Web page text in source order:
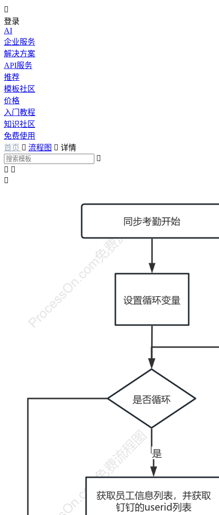

登录
AI
企业服务
解决方案
API服务
推荐
模板社区
价格
入门教程
知识社区
免费使用
首页  流程图  详情

 
